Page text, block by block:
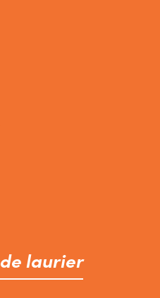
de laurier